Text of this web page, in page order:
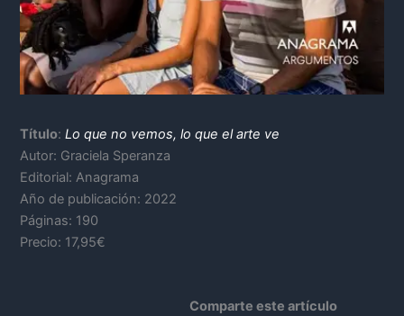
Título:Lo que no vemos, lo que el arte ve
Autor: Graciela Speranza
Editorial: Anagrama
Año de publicación: 2022
Páginas: 190
Precio: 17,95€
Comparte este artículo